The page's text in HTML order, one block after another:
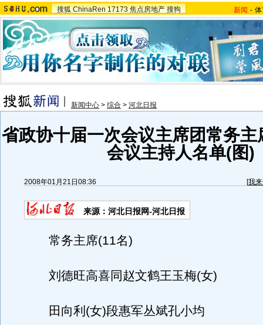
搜狐 ChinaRen 17173 焦点房地产 搜狗 新闻 -
新闻中心 > 综合 > 河北日报
省政协十届一次会议主席团常务主
会议主持人名单(图)
2008年01月21日08:36 [我
来源：河北日报网-河北日报
常务主席(11名)
刘德旺高喜同赵文鹤王玉梅(女)
田向利(女)段惠军丛斌孔小均